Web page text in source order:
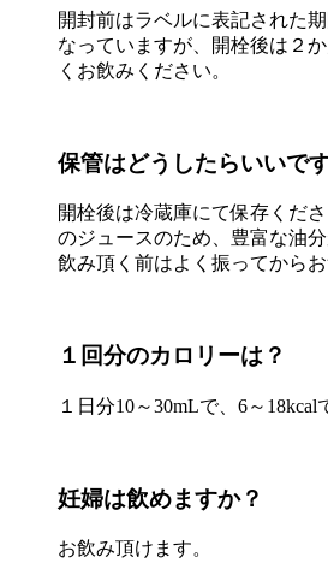
開封前はラベルに表記された
なっていますが、開栓後は２
くお飲みください。
保管はどうしたらいいで
開栓後は冷蔵庫にて保存くだ
のジュースのため、豊富な油
飲み頂く前はよく振ってからお
１回分のカロリーは？
１日分10～30mLで、6～18kcal
妊婦は飲めますか？
お飲み頂けます。